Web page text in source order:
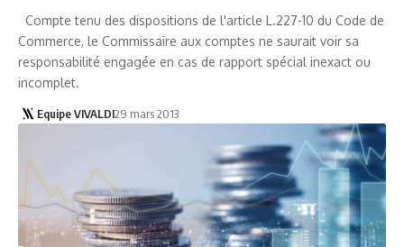
Compte tenu des dispositions de l'article L.227-10 du Code de
Commerce, le Commissaire aux comptes ne saurait voir sa
responsabilité engagée en cas de rapport spécial inexact ou
incomplet.
Equipe VIVALDI29 mars 2013